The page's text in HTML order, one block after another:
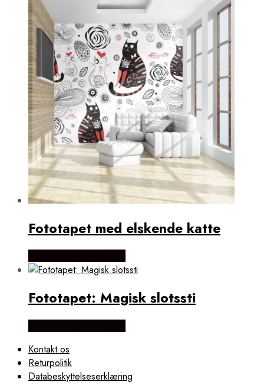
Fototapet med elskende katte
Fototapet: Magisk slotssti
Kontakt os
Returpolitik
Databeskyttelseserklæring